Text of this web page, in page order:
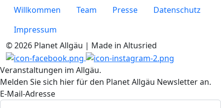
Willkommen
Team Presse
Datenschutz
Impressum
© 2026 Planet Allgäu | Made in Altusried
Veranstaltungen im Allgäu.
Melden Sie sich hier für den Planet Allgäu Newsletter an.
E-Mail-Adresse